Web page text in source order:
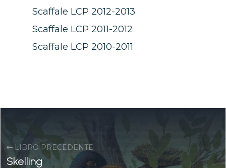
Scaffale LCP 2012-2013
Scaffale LCP 2011-2012
Scaffale LCP 2010-2011
LIBRO PRECEDENTE
Skelling